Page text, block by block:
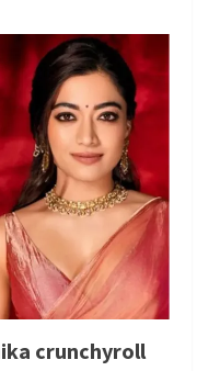
crunchyroll